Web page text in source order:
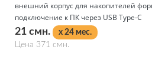
внешний корпус для накопителей
подключение к ПК через USB Type-C
21 смн.
x 24 мес.
Цена 371 смн.